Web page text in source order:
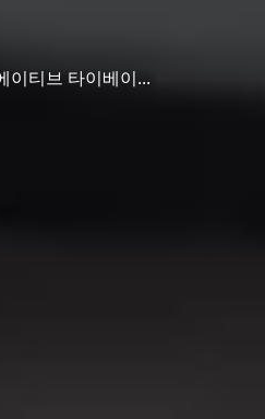
이티브 타이베이...